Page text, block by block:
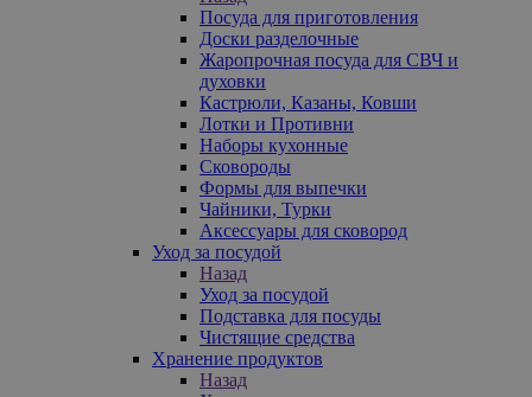
Посуда для приготовления
Доски разделочные
Жаропрочная посуда для СВЧ и
духовки
Кастрюли, Казаны, Ковши
Лотки и Противни
Наборы кухонные
Сковороды
Формы для выпечки
Чайники, Турки
Аксессуары для сковород
Уход за посудой
Назад
Уход за посудой
Подставка для посуды
Чистящие средства
Хранение продуктов
Назад